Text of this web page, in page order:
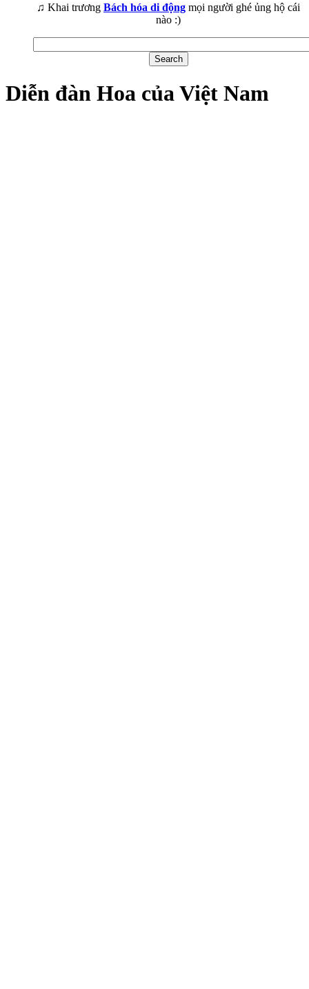
♫ Khai trương Bách hóa di động mọi người ghé ủng hộ cái
nào :)
Diễn đàn Hoa của Việt Nam